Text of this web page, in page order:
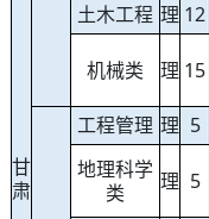
甘
肃
土木工程 理 12
机械类 理 15
工程管理 理 5
地理科学
类
理 5